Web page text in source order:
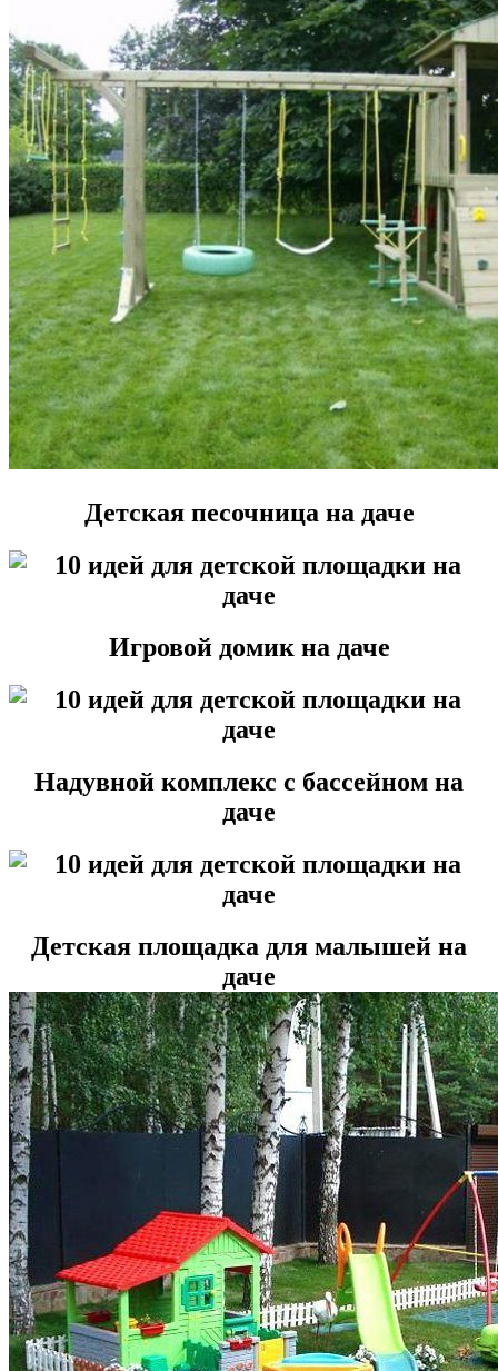
Детская песочница на даче
Игровой домик на даче
Надувной комплекс с бассейном на
даче
Детская площадка для малышей на
даче